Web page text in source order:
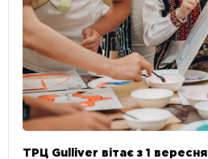
ТРЦ Gulliver вітає з 1 вересня